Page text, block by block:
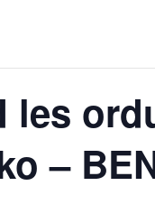
les
–